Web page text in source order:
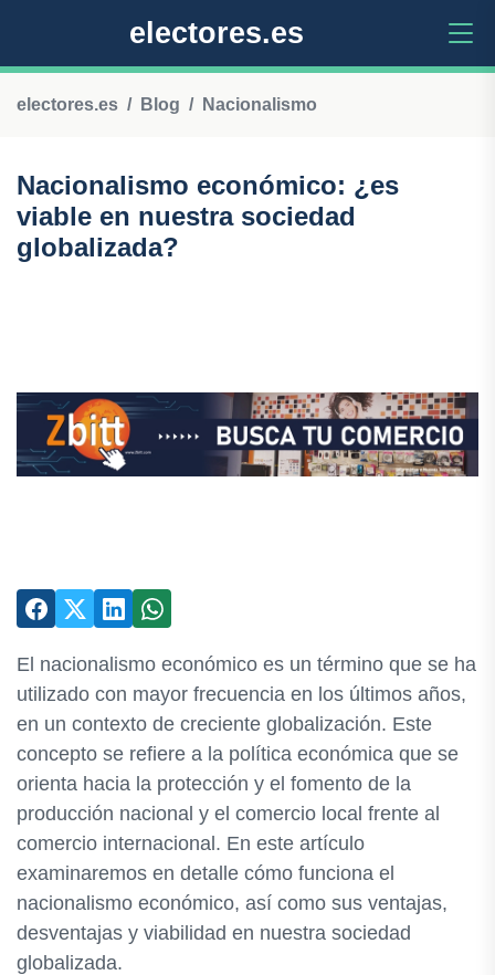
electores.es
electores.es Blog Nacionalismo
Nacionalismo económico: ¿es
viable en nuestra sociedad
globalizada?
El nacionalismo económico es un término que se ha
utilizado con mayor frecuencia en los últimos años,
en un contexto de creciente globalización. Este
concepto se refiere a la política económica que se
orienta hacia la protección y el fomento de la
producción nacional y el comercio local frente al
comercio internacional. En este artículo
examinaremos en detalle cómo funciona el
nacionalismo económico, así como sus ventajas,
desventajas y viabilidad en nuestra sociedad
globalizada.